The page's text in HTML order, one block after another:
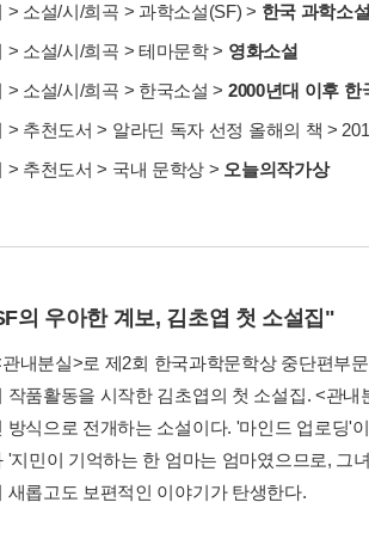
> 소설/시/희곡 > 과학소설(SF) > 한국 과학소설
> 소설/시/희곡 > 테마문학> 영화소설
> 소설/시/희곡 > 한국소설 > 2000년대 이후 한
> 추천도서 > 알라딘 독자 선정 올해의 책 >
> 추천도서 > 국내 문학상 > 오늘의작가상
의 우아한 계보, 김초엽 첫 소설집"
내분실>로 제2회 한국과학문학상 중단편부
작품활동을 시작한 김초엽의 첫 소설집. <관
방식으로 전개하는 소설이다. '마인드 업로딩'
'지민이 기억하는 한 엄마는 엄마였으므로, 그
새롭고도 보편적인 이야기가 탄생한다.